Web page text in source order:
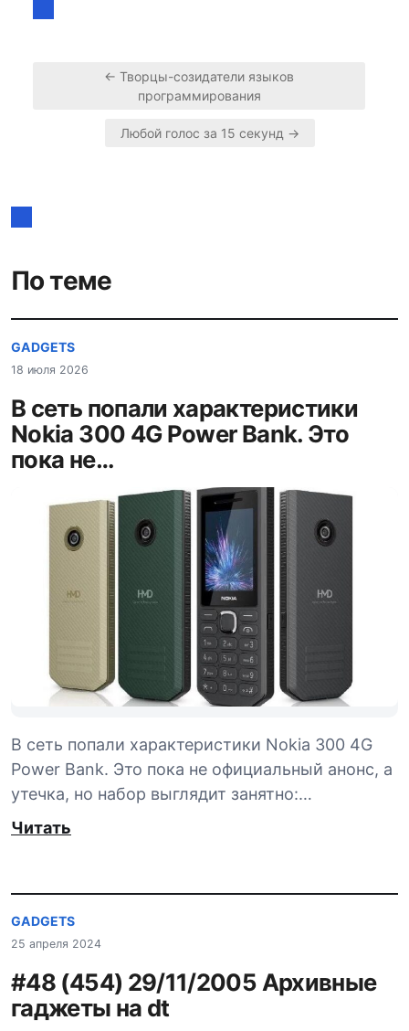
← Творцы-созидатели языков
программирования
Любой голос за 15 секунд →
По теме
GADGETS
18 июля 2026
В сеть попали характеристики
Nokia 300 4G Power Bank. Это
пока не…
В сеть попали характеристики Nokia 300 4G
Power Bank. Это пока не официальный анонс, а
утечка, но набор выглядит занятно:…
Читать
GADGETS
25 апреля 2024
#48 (454) 29/11/2005 Архивные
гаджеты на dt